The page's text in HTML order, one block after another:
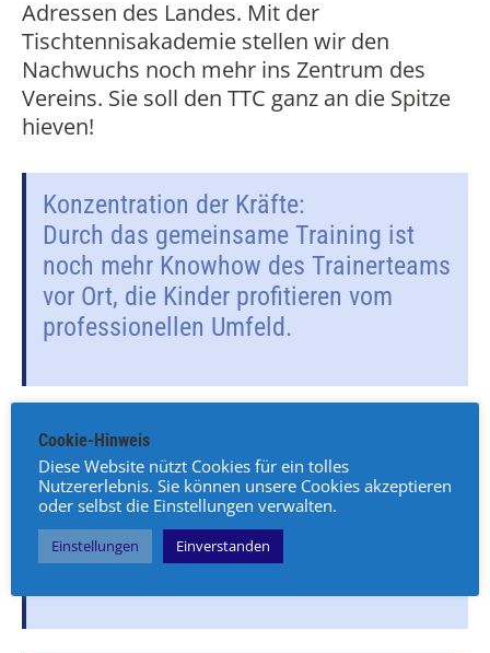
Adressen des Landes. Mit der
Tischtennisakademie stellen wir den
Nachwuchs noch mehr ins Zentrum des
Vereins. Sie soll den TTC ganz an die Spitze
hieven!
Konzentration der Kräfte:
Durch das gemeinsame Training ist
noch mehr Knowhow des Trainerteams
vor Ort, die Kinder profitieren vom
professionellen Umfeld.
Fixe Bezugspersonen:
Jede Kleingruppe hat eine fixe
Bezugsperson, die für die Gruppe
zuständig ist und bei Fragen gerne
weiterhilft.
Cookie-Hinweis
Diese Website nützt Cookies für ein tolles
Nutzererlebnis. Sie können unsere Cookies akzeptieren
oder selbst die Einstellungen verwalten.
Einstellungen Einverstanden